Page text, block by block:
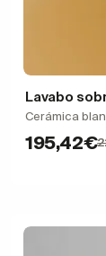
Lavabo
Cerámica
195,42€